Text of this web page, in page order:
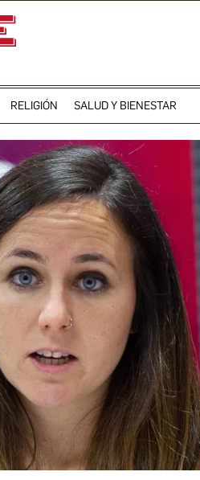
RELIGIÓN SALUD Y BIENESTAR